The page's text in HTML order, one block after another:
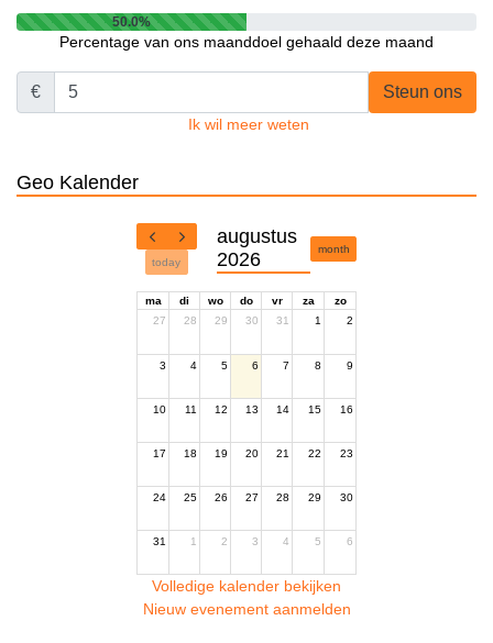
50.0%
Percentage van ons maanddoel gehaald deze maand
€ Steun ons
Ik wil meer weten
Geo Kalender
today
augustus
2026
month
ma di wo do vr za
zo
27
28 29 30 31 1 2
3 4 5 6 7 8 9
10 11 12 13 14 15 16
17 18 19 20 21 22 23
24 25 26 27 28 29 30
31 1 2 3 4 5 6
Volledige kalender bekijken
Nieuw evenement aanmelden